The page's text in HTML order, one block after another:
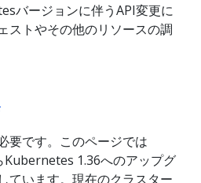
バージョンに伴うAPI変更に
ストやその他のリソースの調
要です。このページでは
1.36へのアップグ
ています。現在のクラスター